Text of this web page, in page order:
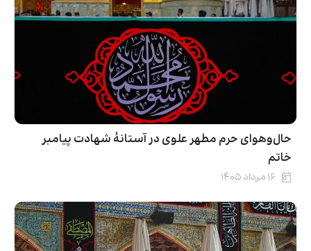
حال‌وهوای حرم مطهر علوی در آستانۀ شهادت پیامبر
خاتم
۱۶ مرداد ۱۴۰۵